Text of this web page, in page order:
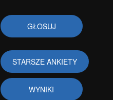
STARSZE ANKIETY
WYNIKI